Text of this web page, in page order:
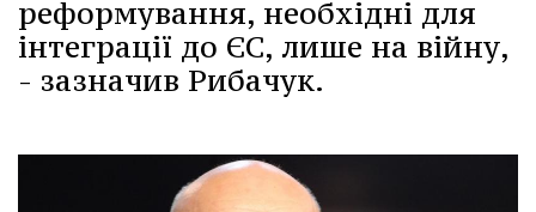
реформування, необхідні для
інтеграції до ЄС, лише на війну,
- зазначив Рибачук.